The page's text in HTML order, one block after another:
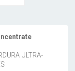
ULTRA-